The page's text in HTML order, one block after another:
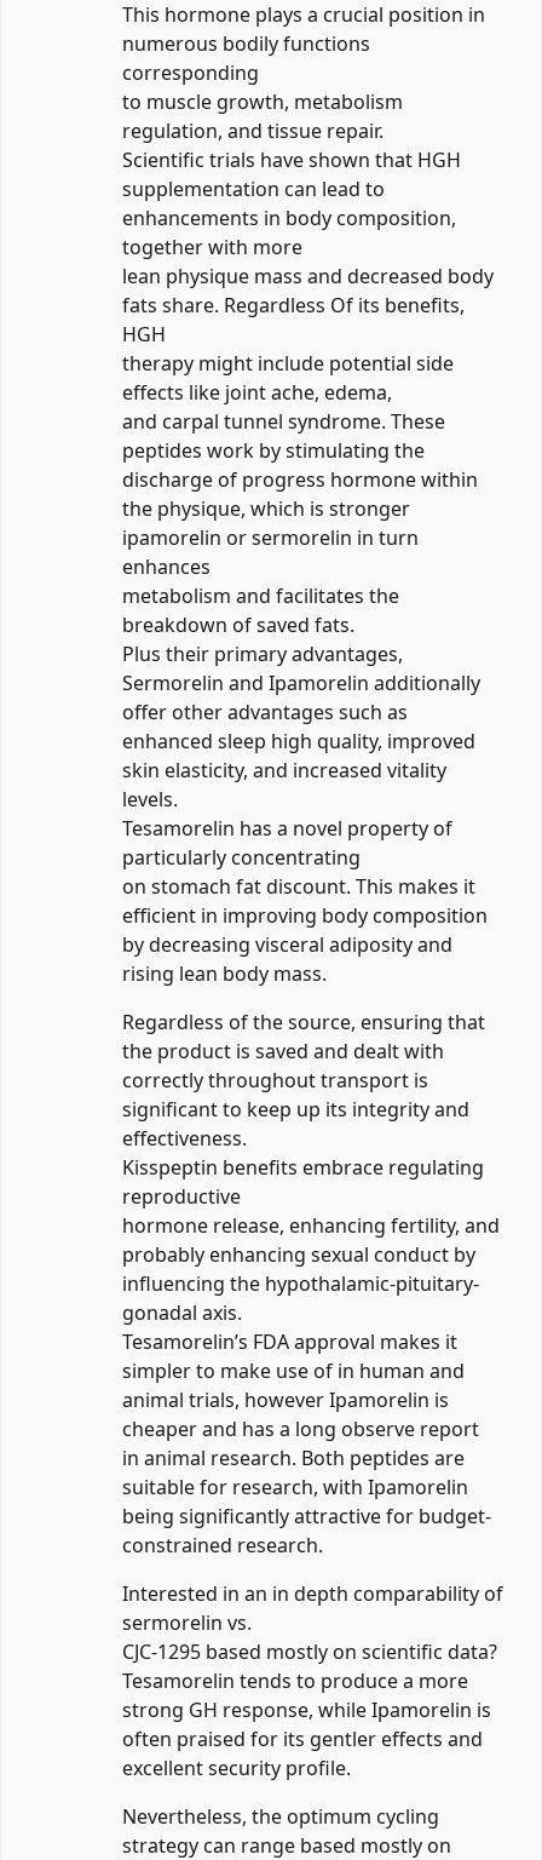
This hormone plays a crucial position in
numerous bodily functions
corresponding
to muscle growth, metabolism
regulation, and tissue repair.
Scientific trials have shown that HGH
supplementation can lead to
enhancements in body composition,
together with more
lean physique mass and decreased body
fats share. Regardless Of its benefits,
HGH
therapy might include potential side
effects like joint ache, edema,
and carpal tunnel syndrome. These
peptides work by stimulating the
discharge of progress hormone within
the physique, which is stronger
ipamorelin or sermorelin in turn
enhances
metabolism and facilitates the
breakdown of saved fats.
Plus their primary advantages,
Sermorelin and Ipamorelin additionally
offer other advantages such as
enhanced sleep high quality, improved
skin elasticity, and increased vitality
levels.
Tesamorelin has a novel property of
particularly concentrating
on stomach fat discount. This makes it
efficient in improving body composition
by decreasing visceral adiposity and
rising lean body mass.
Regardless of the source, ensuring that
the product is saved and dealt with
correctly throughout transport is
significant to keep up its integrity and
effectiveness.
Kisspeptin benefits embrace regulating
reproductive
hormone release, enhancing fertility, and
probably enhancing sexual conduct by
influencing the hypothalamic-pituitary-
gonadal axis.
Tesamorelin’s FDA approval makes it
simpler to make use of in human and
animal trials, however Ipamorelin is
cheaper and has a long observe report
in animal research. Both peptides are
suitable for research, with Ipamorelin
being significantly attractive for budget-
constrained research.
Interested in an in depth comparability of
sermorelin vs.
CJC-1295 based mostly on scientific data?
Tesamorelin tends to produce a more
strong GH response, while Ipamorelin is
often praised for its gentler effects and
excellent security profile.
Nevertheless, the optimum cycling
strategy can range based mostly on